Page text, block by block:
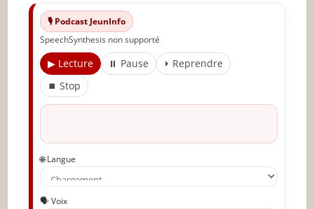
Partager l'amour
🎙️ Podcast JeunInfo
SpeechSynthesis non supporté
▶ Lecture ⏸ Pause
⏵ Reprendre
⏹ Stop
🌐 Langue
🗣️ Voix